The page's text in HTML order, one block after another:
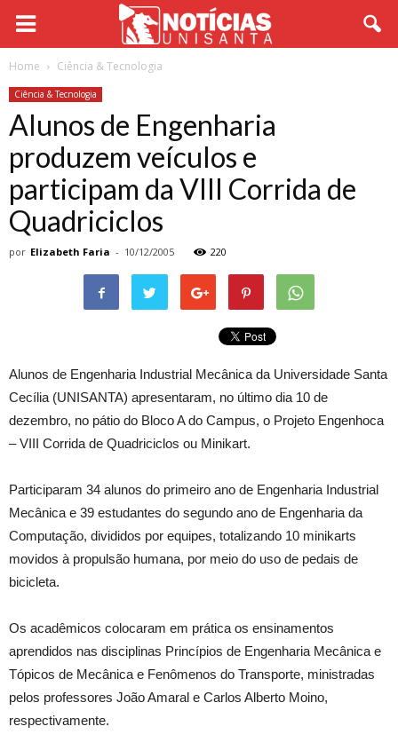
Home Ciência & Tecnologia
Ciência & Tecnologia
Alunos de Engenharia
produzem veículos e
participam da VIII Corrida de
Quadriciclos
por Elizabeth Faria - 10/12/2005 220
Alunos de Engenharia Industrial Mecânica da Universidade Santa
Cecília (UNISANTA) apresentaram, no último dia 10 de
dezembro, no pátio do Bloco A do Campus, o Projeto Engenhoca
– VIII Corrida de Quadriciclos ou Minikart.
Participaram 34 alunos do primeiro ano de Engenharia Industrial
Mecânica e 39 estudantes do segundo ano de Engenharia da
Computação, divididos por equipes, totalizando 10 minikarts
movidos à propulsão humana, por meio do uso de pedais de
bicicleta.
Os acadêmicos colocaram em prática os ensinamentos
aprendidos nas disciplinas Princípios de Engenharia Mecânica e
Tópicos de Mecânica e Fenômenos do Transporte, ministradas
pelos professores João Amaral e Carlos Alberto Moino,
respectivamente.